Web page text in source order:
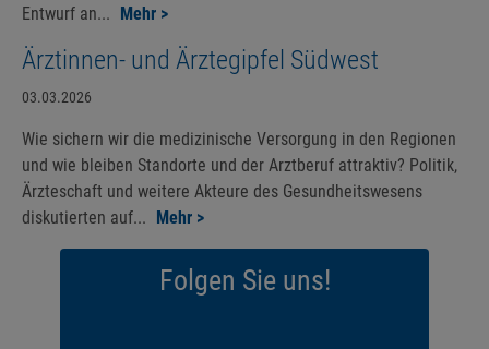
Entwurf an... Mehr >
Ärztinnen- und Ärztegipfel Südwest
03.03.2026
Wie sichern wir die medizinische Versorgung in den Regionen
und wie bleiben Standorte und der Arztberuf attraktiv? Politik,
Ärzteschaft und weitere Akteure des Gesundheitswesens
diskutierten auf... Mehr >
Folgen Sie uns!